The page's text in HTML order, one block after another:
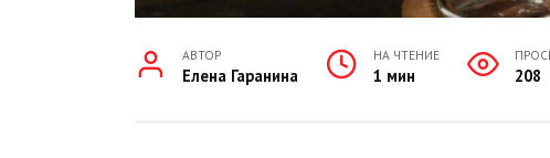
АВТОР
Елена Гаранина
НА ЧТЕНИЕ
1 мин 208